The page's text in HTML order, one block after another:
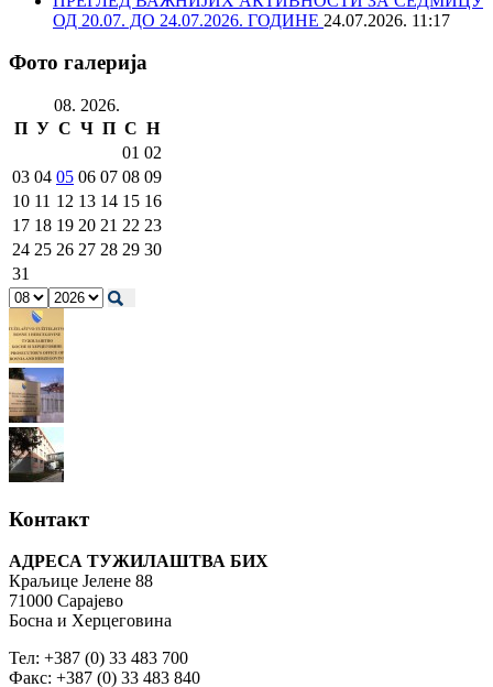
ОД 20.07. ДО 24.07.2026. ГОДИНЕ 24.07.2026. 11:17
Фото галерија
08. 2026.
П У С Ч П С Н
01 02
03 04 05 06 07 08 09
10 11 12 13 14 15 16
17 18 19 20 21 22 23
24 25 26 27 28 29 30
31
Контакт
АДРЕСА ТУЖИЛАШТВА БИХ
Краљице Јелене 88
71000 Сарајево
Босна и Херцеговина
Тел: +387 (0) 33 483 700
Факс: +387 (0) 33 483 840